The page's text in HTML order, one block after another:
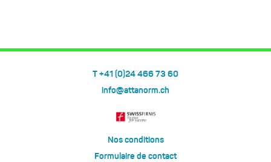
T +41 (0)24 466 73 60
info@attanorm.ch
Nos conditions
Formulaire de contact